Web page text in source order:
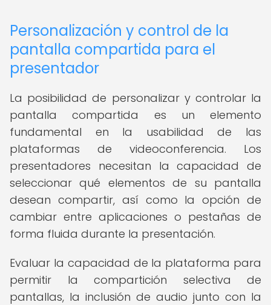
Personalización y control de la
pantalla compartida para el
presentador
La posibilidad de personalizar y controlar la
pantalla compartida es un elemento
fundamental en la usabilidad de las
plataformas de videoconferencia. Los
presentadores necesitan la capacidad de
seleccionar qué elementos de su pantalla
desean compartir, así como la opción de
cambiar entre aplicaciones o pestañas de
forma fluida durante la presentación.
Evaluar la capacidad de la plataforma para
permitir la compartición selectiva de
pantallas, la inclusión de audio junto con la